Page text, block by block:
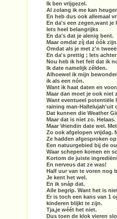
Ik ben vrijgezel.
Al zolang ik me kan
En heb dus ook allemaal
En da's een zegen,want je
Iets heel belangrijks
En da's dat je alenig bent.
Maar omdat zíj dat óók
Omdat als je met z'n
En da's prettig ; Iets
Nou heb ik het feit dat ik
Ik date namelijk zélden.
Alhoewel ik mijn
ik als een nón.
Want ik haat daten en
Maar dan moet je ook niet
Want eventueel
raining man-Hallelujah'uit
Dat kunnen die Weather
Maar dat is niet zo. Helaas.
Maar Vriendin date wel.
Zo ook afgelopen vrijdag.
Ze hadden afgesproken
Een natuurgebied bij de
Waar schepen komen en
Kortom de juiste
En nerveus dat ze was!
Half uur van te voren nog
Je kent het wel.
En ik snáp dat.
Alle begrip. Want het is
Er is toch een kans van 1
kinderen blijkt te zijn.
Tja,je wéét het niet.
Dus toen de klok vieren